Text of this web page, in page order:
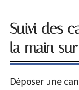
Suivi des
la main
Déposer une